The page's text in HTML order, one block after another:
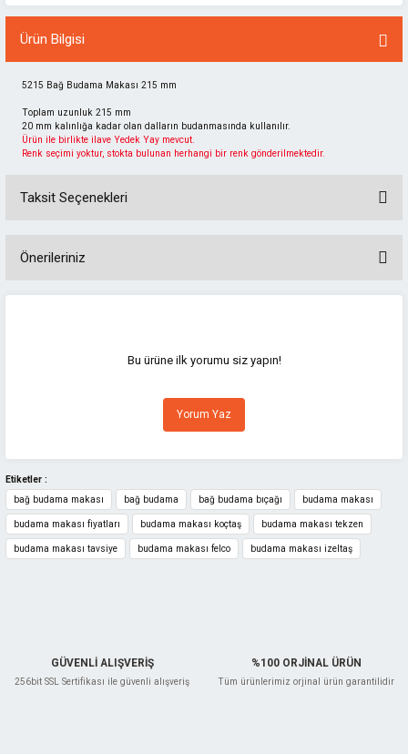
Ürün Bilgisi
5215 Bağ Budama Makası 215 mm
Toplam uzunluk 215 mm
20 mm kalınlığa kadar olan dalların budanmasında kullanılır.
Ürün ile birlikte ilave Yedek Yay mevcut.
Renk seçimi yoktur, stokta bulunan herhangi bir renk gönderilmektedir.
Taksit Seçenekleri
Önerileriniz
Görüş ve önerileriniz için teşekkür ederiz.
Ürün resmi kalitesiz, bozuk veya görüntülenemiyor.
Ürün açıklamasında eksik bilgiler bulunuyor.
Ürün fiyatı diğer sitelerden daha pahalı.
Bu ürüne benzer farklı alternatifler olmalı.
Bu ürüne ilk yorumu siz yapın!
Yorum Yaz
Etiketler :
bağ budama makası
bağ budama bağ budama bıçağı budama makası
budama makası fiyatları budama makası koçtaş budama makası tekzen
budama makası tavsiye budama makası felco budama makası izeltaş
GÜVENLİ ALIŞVERİŞ
256bit SSL Sertifikası ile güvenli alışveriş
%100 ORJİNAL ÜRÜN
Tüm ürünlerimiz orjinal ürün garantilidir